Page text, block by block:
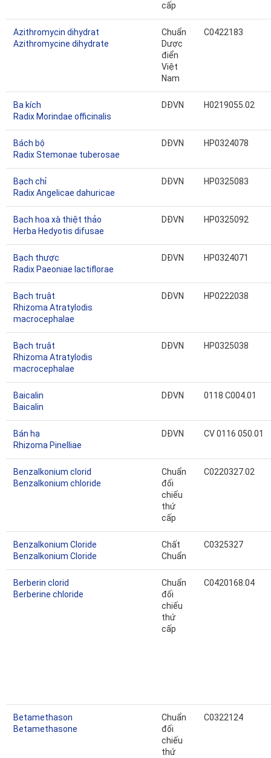
cấp
Azithromycin dihydrat
Azithromycine dihydrate
Chuẩn
Dược
điển
Việt
Nam
C0422183
Ba kích
Radix Morindae officinalis
DĐVN H0219055.02
Bách bộ
Radix Stemonae tuberosae
DĐVN HP0324078
Bạch chỉ
Radix Angelicae dahuricae
DĐVN HP0325083
Bạch hoa xà thiệt thảo
Herba Hedyotis difusae
DĐVN HP0325092
Bạch thược
Radix Paeoniae lactiflorae
DĐVN HP0324071
Bạch truật
Rhizoma Atratylodis
macrocephalae
DĐVN HP0222038
Bạch truật
Rhizoma Atratylodis
macrocephalae
DĐVN HP0325038
Baicalin
Baicalin
DĐVN 0118 C004.01
Bán hạ
Rhizoma Pinelliae
DĐVN CV 0116 050.01
Benzalkonium clorid
Benzalkonium chloride
Chuẩn
đối
chiếu
thứ
cấp
C0220327.02
Benzalkonium Cloride
Benzalkonium Cloride
Chất
Chuẩn
C0325327
Berberin clorid
Berberine chloride
Chuẩn
đối
chiếu
thứ
cấp
C0420168.04
Betamethason
Betamethasone
Chuẩn
đối
chiếu
thứ
C0322124